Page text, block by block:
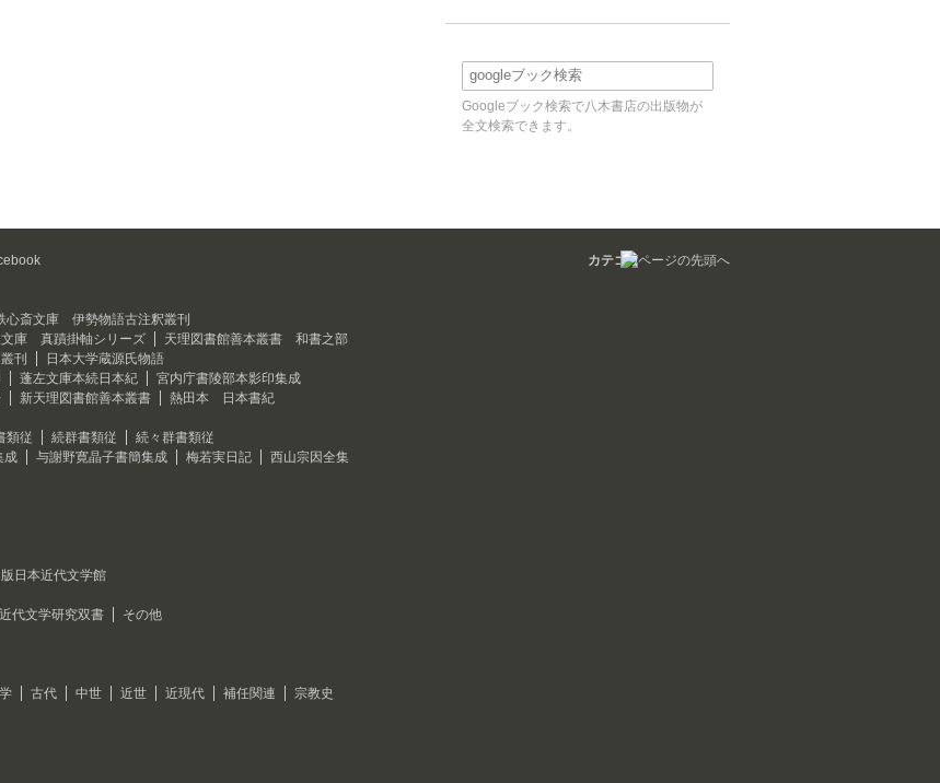
Googleブック検索で八木書店の出版物が
全文検索できます。
カテゴリ
心斎文庫 伊勢物語古注釈叢刊
文庫 真蹟掛軸シリーズ
天理図書館善本叢書 和書之部
刊
日本大学蔵源氏物語
蓬左文庫本続日本紀
宮内庁書陵部本影印集成
新天理図書館善本叢書
熱田本 日本書紀
類従 続群書類従
続々群書類従
成 与謝野寛晶子書簡集成 梅若実日記
西山宗因全集
日本近代文学館
近代文学研究双書
その他
古代 中世 近世 近現代 補任関連
宗教史